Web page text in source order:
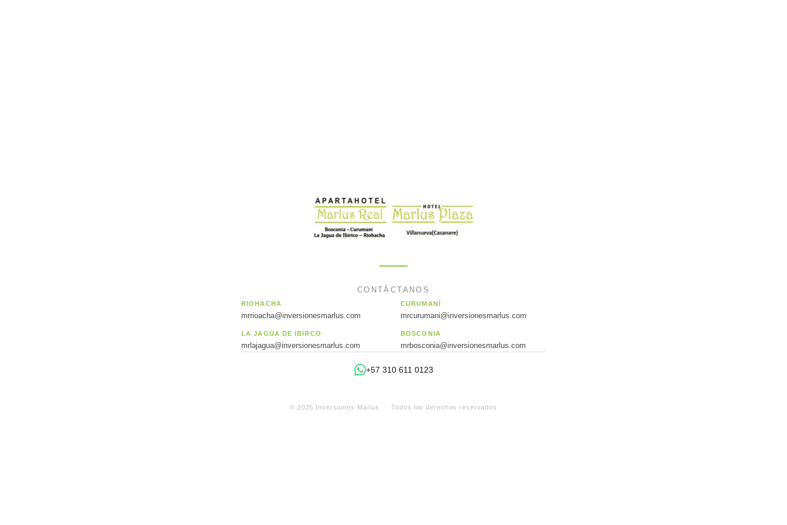
CONTÁCTANOS
RIOHACHA
mrrioacha@inversionesmarlus.com
CURUMANÍ
mrcurumani@inversionesmarlus.com
LA JAGUA DE IBIRCO
mrlajagua@inversionesmarlus.com
BOSCONIA
mrbosconia@inversionesmarlus.com
+57 310 611 0123
© 2025 Inversiones Marlus · Todos los derechos reservados